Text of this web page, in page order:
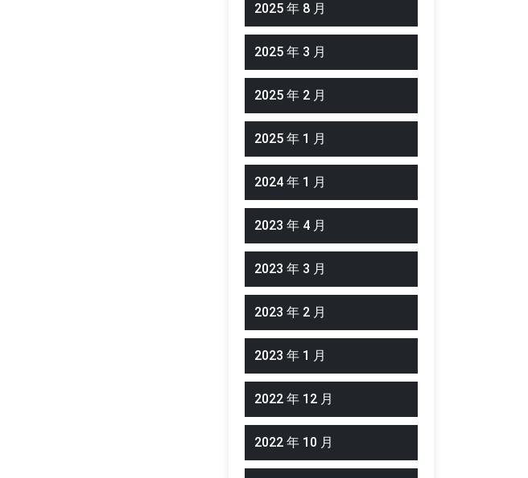
2025 年 8 月
2025 年 3 月
2025 年 2 月
2025 年 1 月
2024 年 1 月
2023 年 4 月
2023 年 3 月
2023 年 2 月
2023 年 1 月
2022 年 12 月
2022 年 10 月